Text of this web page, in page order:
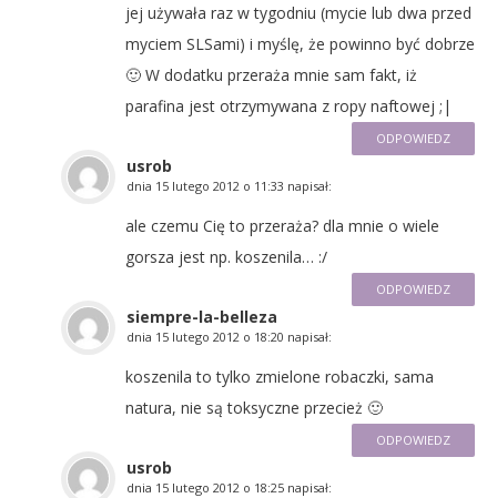
jej używała raz w tygodniu (mycie lub dwa przed
myciem SLSami) i myślę, że powinno być dobrze
🙂 W dodatku przeraża mnie sam fakt, iż
parafina jest otrzymywana z ropy naftowej ;|
ODPOWIEDZ
usrob
dnia 15 lutego 2012 o 11:33 napisał:
ale czemu Cię to przeraża? dla mnie o wiele
gorsza jest np. koszenila… :/
ODPOWIEDZ
siempre-la-belleza
dnia 15 lutego 2012 o 18:20 napisał:
koszenila to tylko zmielone robaczki, sama
natura, nie są toksyczne przecież 🙂
ODPOWIEDZ
usrob
dnia 15 lutego 2012 o 18:25 napisał: